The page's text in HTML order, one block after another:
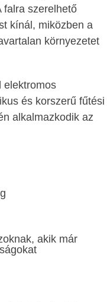
falra szerelhető
kínál, miközben a
környezetet
elektromos
és korszerű fűtési
alkalmazkodik az
akik már